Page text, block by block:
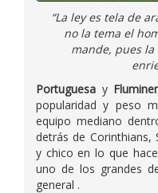
“La ley es tela de
no la tema el
mande, pues
Portuguesa y
popularidad y peso
equipo mediano
detrás de Corinthians,
y chico en lo que
uno de los grandes
general .